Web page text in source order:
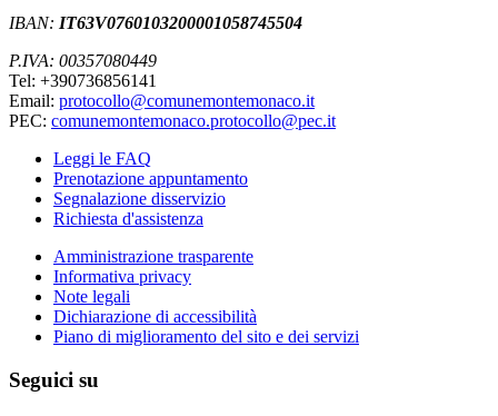
IBAN: IT63V0760103200001058745504
P.IVA: 00357080449
Tel: +390736856141
Email: protocollo@comunemontemonaco.it
PEC: comunemontemonaco.protocollo@pec.it
Leggi le FAQ
Prenotazione appuntamento
Segnalazione disservizio
Richiesta d'assistenza
Amministrazione trasparente
Informativa privacy
Note legali
Dichiarazione di accessibilità
Piano di miglioramento del sito e dei servizi
Seguici su